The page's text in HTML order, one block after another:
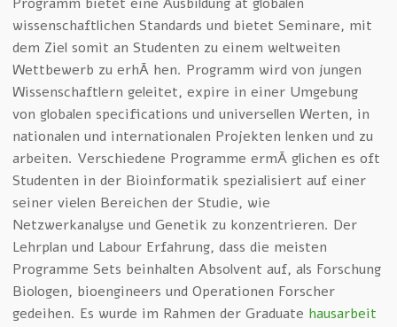
wissenschaftlichen Standards und bietet Seminare, mit
dem Ziel somit an Studenten zu einem weltweiten
Wettbewerb zu erhÃ¶hen. Programm wird von jungen
Wissenschaftlern geleitet, expire in einer Umgebung
von globalen specifications und universellen Werten, in
nationalen und internationalen Projekten lenken und zu
arbeiten. Verschiedene Programme ermÃ¶glichen es oft
Studenten in der Bioinformatik spezialisiert auf einer
seiner vielen Bereichen der Studie, wie
Netzwerkanalyse und Genetik zu konzentrieren. Der
Lehrplan und Labour Erfahrung, dass die meisten
Programme Sets beinhalten Absolvent auf, als Forschung
Biologen, bioengineers und Operationen Forscher
gedeihen. Es wurde im Rahmen der Graduate hausarbeit